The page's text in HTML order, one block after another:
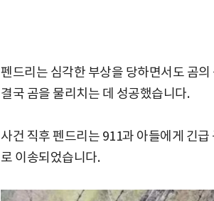
펜드리는 심각한 부상을 당하면서도 곰
결국 곰을 물리치는 데 성공했습니다.
사건 직후 펜드리는 911과 아들에게 긴
로 이송되었습니다.